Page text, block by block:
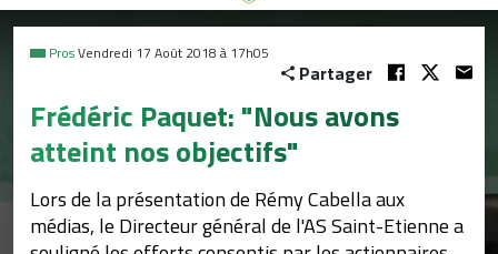
ProsVendredi 17 Août 2018 à 17h05
Partager
Frédéric Paquet: "Nous avons
atteint nos objectifs"
Lors de la présentation de Rémy Cabella aux
médias, le Directeur général de l'AS Saint-Etienne a